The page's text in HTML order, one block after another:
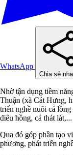
WhatsApp
Chia sẻ
Nhờ tận dụng tiềm
Thuận (xã Cát Hưng,
triển nghề nuôi cá
điêu hồng, cá thát lát,...
Qua đó góp phần tạo
phương, phát triển